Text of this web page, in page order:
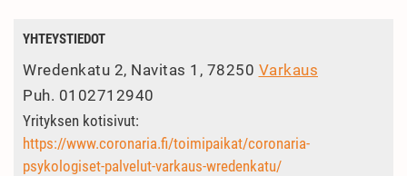
YHTEYSTIEDOT
Wredenkatu 2, Navitas 1, 78250 Varkaus
Puh. 0102712940
Yrityksen kotisivut:
https://www.coronaria.fi/toimipaikat/coronaria-
psykologiset-palvelut-varkaus-wredenkatu/